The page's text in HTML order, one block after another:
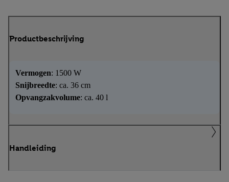
Productbeschrijving
Vermogen: 1500 W
Snijbreedte: ca. 36 cm
Opvangzakvolume: ca. 40 l
Handleiding